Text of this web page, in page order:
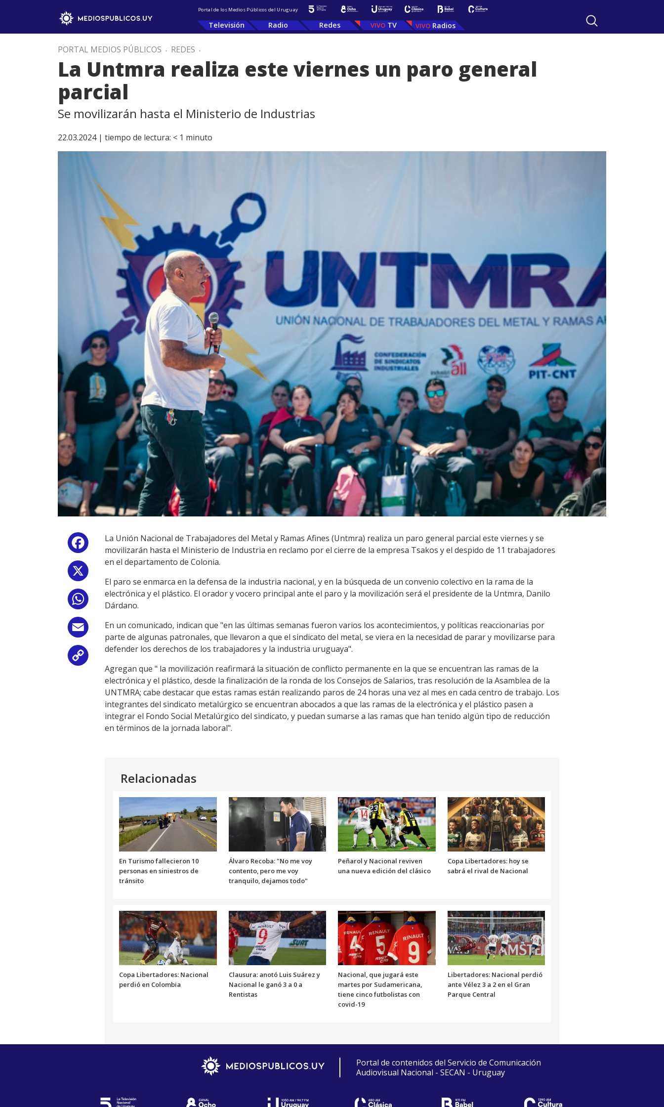
Portal de los Medios Públicos del Uruguay
Televisión Radio Redes TV Radios
PORTAL MEDIOS PÚBLICOS . REDES .
La Untmra realiza este viernes un paro general
parcial
Se movilizarán hasta el Ministerio de Industrias
22.03.2024 | tiempo de lectura: < 1 minuto
Facebook
WhatsApp
Email
Link
La Unión Nacional de Trabajadores del Metal y Ramas Afines (Untmra) realiza un paro general parcial este viernes y se
movilizarán hasta el Ministerio de Industria en reclamo por el cierre de la empresa Tsakos y el despido de 11 trabajadores
en el departamento de Colonia.
El paro se enmarca en la defensa de la industria nacional, y en la búsqueda de un convenio colectivo en la rama de la
electrónica y el plástico. El orador y vocero principal ante el paro y la movilización será el presidente de la Untmra, Danilo
Dárdano.
En un comunicado, indican que "en las últimas semanas fueron varios los acontecimientos, y políticas reaccionarias por
parte de algunas patronales, que llevaron a que el sindicato del metal, se viera en la necesidad de parar y movilizarse para
defender los derechos de los trabajadores y la industria uruguaya".
Agregan que " la movilización reafirmará la situación de conflicto permanente en la que se encuentran las ramas de la
electrónica y el plástico, desde la finalización de la ronda de los Consejos de Salarios, tras resolución de la Asamblea de la
UNTMRA; cabe destacar que estas ramas están realizando paros de 24 horas una vez al mes en cada centro de trabajo. Los
integrantes del sindicato metalúrgico se encuentran abocados a que las ramas de la electrónica y el plástico pasen a
integrar el Fondo Social Metalúrgico del sindicato, y puedan sumarse a las ramas que han tenido algún tipo de reducción
en términos de la jornada laboral".
Relacionadas
En Turismo fallecieron 10
personas en siniestros de
tránsito
Álvaro Recoba: "No me voy
contento, pero me voy
tranquilo, dejamos todo"
Peñarol y Nacional reviven
una nueva edición del clásico
Copa Libertadores: hoy se
sabrá el rival de Nacional
Copa Libertadores: Nacional
perdió en Colombia
Clausura: anotó Luis Suárez y
Nacional le ganó 3 a 0 a
Rentistas
Nacional, que jugará este
martes por Sudamericana,
tiene cinco futbolistas con
covid-19
Libertadores: Nacional perdió
ante Vélez 3 a 2 en el Gran
Parque Central
Portal de contenidos del Servicio de Comunicación
Audiovisual Nacional - SECAN - Uruguay